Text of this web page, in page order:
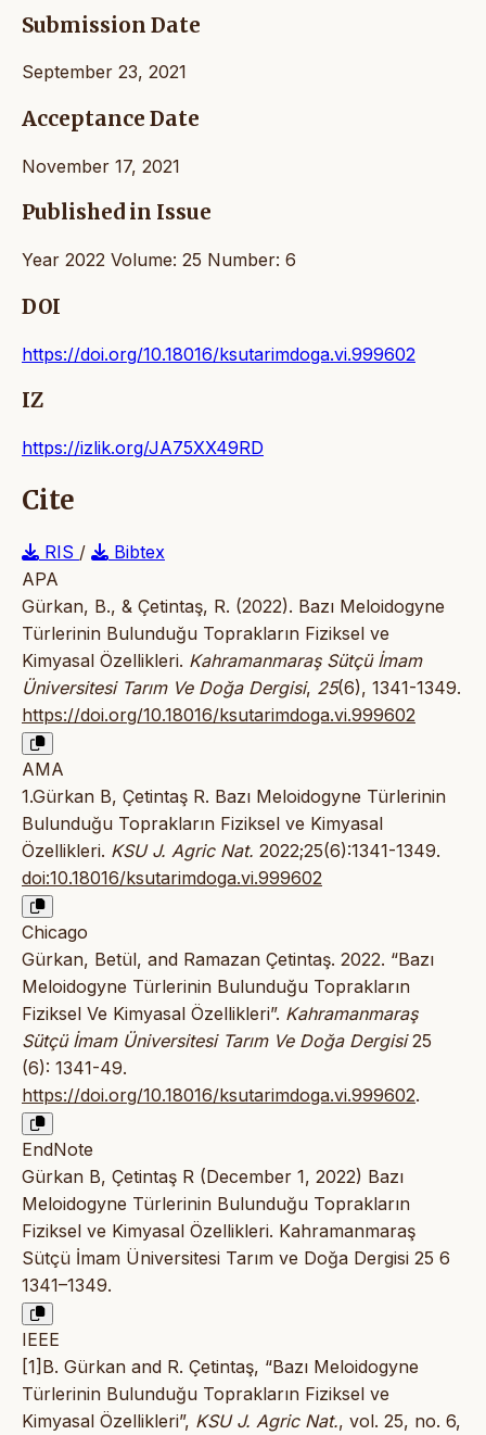
Submission Date
September 23, 2021
Acceptance Date
November 17, 2021
Published in Issue
Year 2022 Volume: 25 Number: 6
DOI
https://doi.org/10.18016/ksutarimdoga.vi.999602
IZ
https://izlik.org/JA75XX49RD
Cite
RIS /
Bibtex
APA
Gürkan, B., & Çetintaş, R. (2022). Bazı Meloidogyne
Türlerinin Bulunduğu Toprakların Fiziksel ve
Kimyasal Özellikleri. Kahramanmaraş Sütçü İmam
Üniversitesi Tarım Ve Doğa Dergisi, 25(6), 1341-1349.
https://doi.org/10.18016/ksutarimdoga.vi.999602
AMA
1.Gürkan B, Çetintaş R. Bazı Meloidogyne Türlerinin
Bulunduğu Toprakların Fiziksel ve Kimyasal
Özellikleri. KSU J. Agric Nat. 2022;25(6):1341-1349.
doi:10.18016/ksutarimdoga.vi.999602
Chicago
Gürkan, Betül, and Ramazan Çetintaş. 2022. “Bazı
Meloidogyne Türlerinin Bulunduğu Toprakların
Fiziksel Ve Kimyasal Özellikleri”. Kahramanmaraş
Sütçü İmam Üniversitesi Tarım Ve Doğa Dergisi25
(6): 1341-49.
https://doi.org/10.18016/ksutarimdoga.vi.999602.
EndNote
Gürkan B, Çetintaş R (December 1, 2022) Bazı
Meloidogyne Türlerinin Bulunduğu Toprakların
Fiziksel ve Kimyasal Özellikleri. Kahramanmaraş
Sütçü İmam Üniversitesi Tarım ve Doğa Dergisi 25 6
1341–1349.
IEEE
[1]B. Gürkan and R. Çetintaş, “Bazı Meloidogyne
Türlerinin Bulunduğu Toprakların Fiziksel ve
Kimyasal Özellikleri”, KSU J. Agric Nat., vol. 25, no. 6,